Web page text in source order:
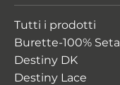
Tutti i prodotti
Burette-100% Seta
Destiny DK
Destiny Lace